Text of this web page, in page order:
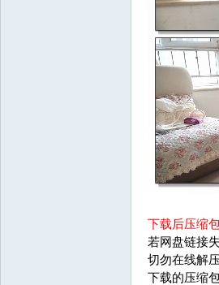
下载后压缩
若网盘链接
切勿在线解
下载的压缩